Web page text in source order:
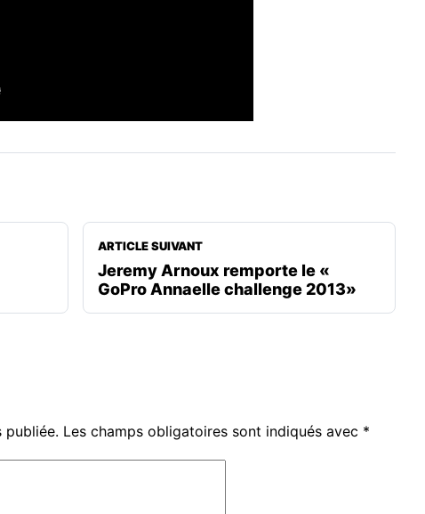
ARTICLE SUIVANT
Jeremy Arnoux remporte le «
GoPro Annaelle challenge 2013»
publiée. Les champs obligatoires sont indiqués avec *